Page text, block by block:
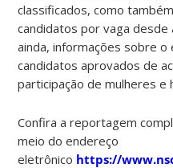
classificados, como
candidatos por vaga desde
ainda, informações sobre
candidatos aprovados de
participação de mulheres e
Confira a reportagem
meio do endereço
eletrônico https://